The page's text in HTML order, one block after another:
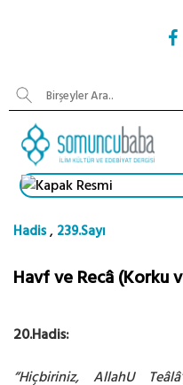
Hadis, 239.Sayı
Havf ve Recâ (Korku
20.Hadis:
“Hiçbiriniz, AllahU